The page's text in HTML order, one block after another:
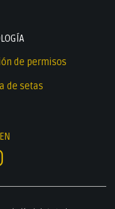
de permisos
de setas